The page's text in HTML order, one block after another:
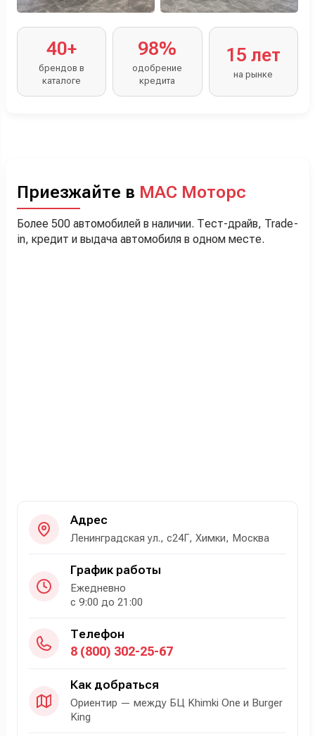
40+
брендов в
каталоге
98%
одобрение
кредита
15 лет
на рынке
Приезжайте в МАС Моторс
Более 500 автомобилей в наличии. Тест-драйв, Trade-
in, кредит и выдача автомобиля в одном месте.
Адрес
Ленинградская ул., с24Г, Химки, Москва
График работы
Ежедневно
с 9:00 до 21:00
Телефон
8 (800) 302-25-67
Как добраться
Ориентир — между БЦ Khimki One и Burger
King